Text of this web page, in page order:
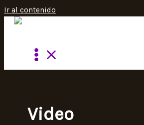
Ir al contenido
Video